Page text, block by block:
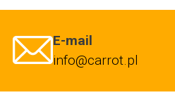
E-mail
info@carrot.pl